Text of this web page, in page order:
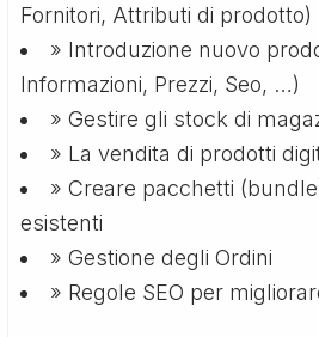
Fornitori, Attributi di prodotto)
» Introduzione nuovo
Informazioni, Prezzi, Seo, …)
» Gestire gli stock di
» La vendita di prodotti
» Creare pacchetti
esistenti
» Gestione degli Ordini
» Regole SEO per